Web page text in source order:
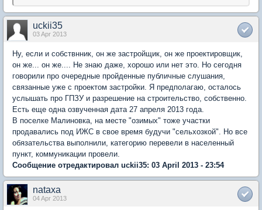
uckii35
03 Apr 2013
Ну, если и собствнник, он же застройщик, он же проектировщик,
он же... он же.... Не знаю даже, хорошо или нет это. Но сегодня
говорили про очередные пройденные публичные слушания,
связанные уже с проектом застройки. Я предполагаю, осталось
услышать про ГПЗУ и разрешение на строительство, собственно.
Есть еще одна озвученная дата 27 апреля 2013 года.
В поселке Малиновка, на месте "озимых" тоже участки
продавались под ИЖС в свое время будучи "сельхозкой". Но все
обязательства выполнили, категорию перевели в населенный
пункт, коммуникации провели.
Сообщение отредактировал uckii35: 03 April 2013 - 23:54
nataxa
04 Apr 2013